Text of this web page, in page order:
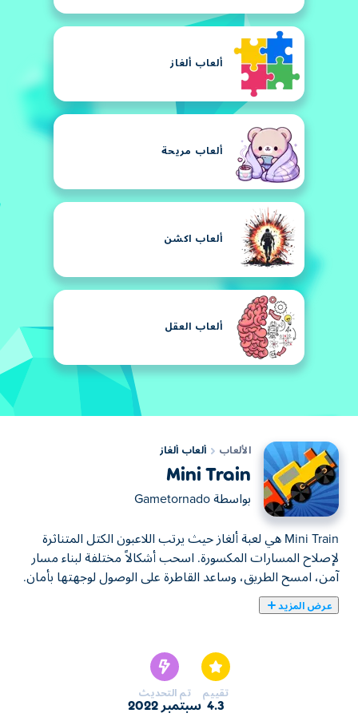
ألعاب ألغاز
ألعاب مريحة
ألعاب اكشن
ألعاب العقل
الألعاب ألعاب ألغاز
Mini Train
بواسطة Gametornado
Mini Train هي لعبة ألغاز حيث يرتب اللاعبون الكتل المتناثرة
لإصلاح المسارات المكسورة. اسحب أشكالاً مختلفة لبناء مسار
آمن، امسح الطريق، وساعد القاطرة على الوصول لوجهتها بأمان.
عرض المزيد
تقييم
4.3
تم التحديث
سبتمبر 2022